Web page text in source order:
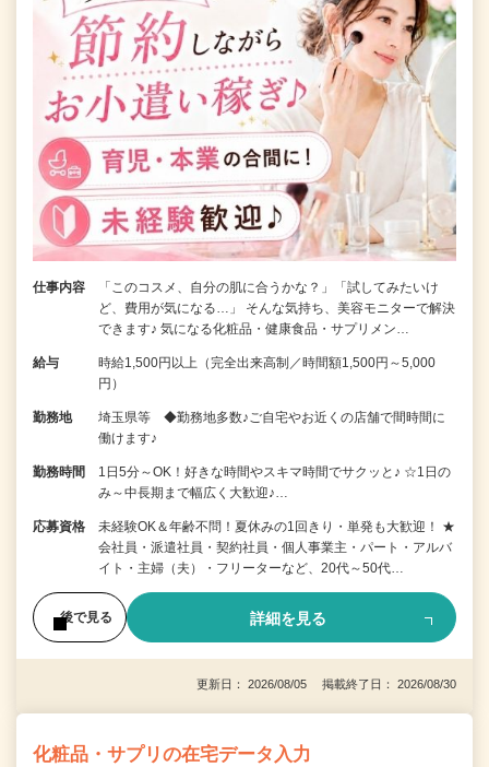
仕事内容
「このコスメ、自分の肌に合うかな？」「試してみたいけ
ど、費用が気になる…」 そんな気持ち、美容モニターで解決
できます♪ 気になる化粧品・健康食品・サプリメン…
給与
時給1,500円以上（完全出来高制／時間額1,500円～5,000
円）
勤務地
埼玉県等 ◆勤務地多数♪ご自宅やお近くの店舗で間時間に
働けます♪
勤務時間
1日5分～OK！好きな時間やスキマ時間でサクッと♪ ☆1日の
み～中長期まで幅広く大歓迎♪…
応募資格
未経験OK＆年齢不問！夏休みの1回きり・単発も大歓迎！ ★
会社員・派遣社員・契約社員・個人事業主・パート・アルバ
イト・主婦（夫）・フリーターなど、20代～50代…
後で見る 詳細を見る
更新日： 2026/08/05 掲載終了日： 2026/08/30
化粧品・サプリの在宅データ入力